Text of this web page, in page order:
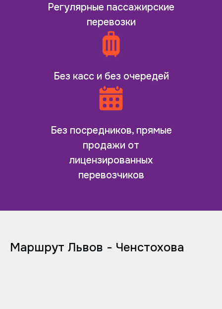
Регулярные пассажирские
перевозки
Без касс и без очередей
Без посредников, прямые
продажи от
лицензированных
перевозчиков
Маршрут Львов - Ченстохова